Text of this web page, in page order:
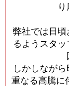
弊社では日
るようスタ
しかしなが
重なる高騰に